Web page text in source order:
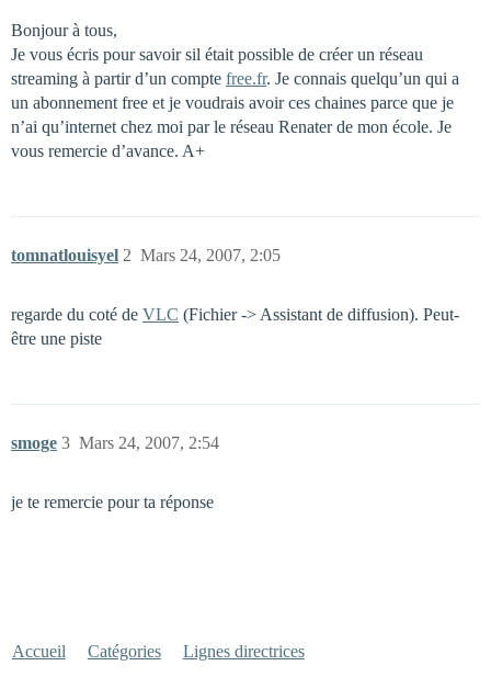
Bonjour à tous,
Je vous écris pour savoir sil était possible de créer un réseau
streaming à partir d’un compte free.fr. Je connais quelqu’un qui a
un abonnement free et je voudrais avoir ces chaines parce que je
n’ai qu’internet chez moi par le réseau Renater de mon école. Je
vous remercie d’avance. A+
tomnatlouisyel Mars 24, 2007, 2:05
2
regarde du coté de VLC (Fichier -> Assistant de diffusion). Peut-
être une piste
smoge Mars 24, 2007, 2:54
3
je te remercie pour ta réponse
Accueil Catégories Lignes directrices